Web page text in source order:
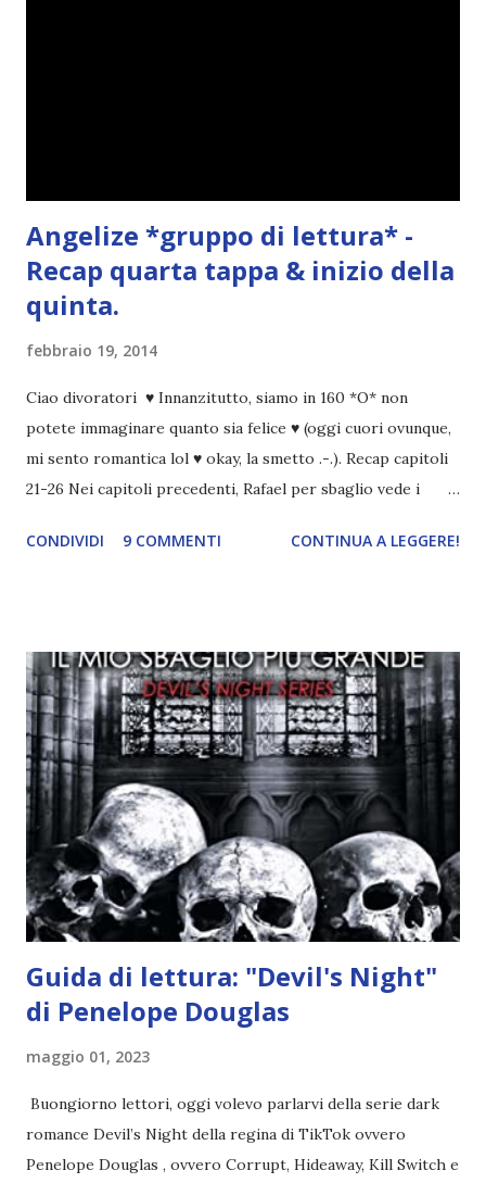
Angelize *gruppo di lettura* -
Recap quarta tappa & inizio della
quinta.
febbraio 19, 2014
Ciao divoratori ♥ Innanzitutto, siamo in 160 *O* non
potete immaginare quanto sia felice ♥ (oggi cuori ovunque,
mi sento romantica lol ♥ okay, la smetto .-.). Recap capitoli
21-26 Nei capitoli precedenti, Rafael per sbaglio vede i
incontrano e Hesediel mostra loro come combattere i puri.
angelo puro, Elemiah. Ma, a differenza di cosa pensano,
l'angelo non ha intenzione di fare una strage, piuttosto è lì
per avvertili che Mikael non è più "l'angelo puro" che
credono e che potrebbe aver ucciso altri mezzi angeli, tipo
Rafael. A quelle parole, Haniel seguito da altri ibridi, si reca
nell'appartamento, senza risultati. Infine cercano nella
chiesetta. Lì trovano Rafael alle prese con gli angeli puri,
ma questa volta ...
CONDIVIDI 9 COMMENTI CONTINUA A LEGGERE!
Guida di lettura: "Devil's Night"
di Penelope Douglas
maggio 01, 2023
Buongiorno lettori, oggi volevo parlarvi della serie dark
romance Devil’s Night della regina di TikTok ovvero
Penelope Douglas , ovvero Corrupt, Hideaway, Kill Switch e